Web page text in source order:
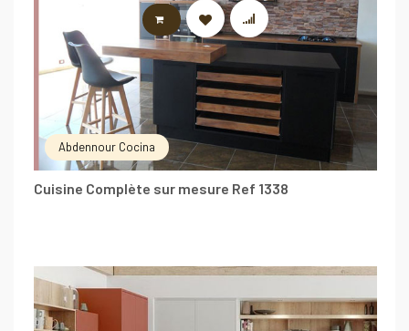
Abdennour Cocina
Cuisine Complète sur mesure Ref 1338
LIRE LA SUITE